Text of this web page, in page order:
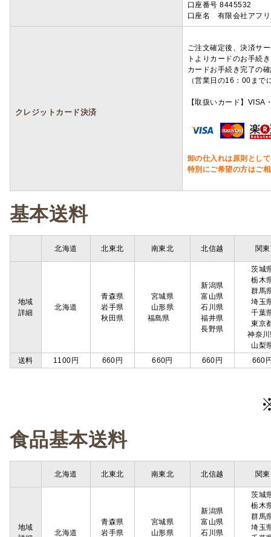
口座番号 8445532
口座名 有限会社アフ
クレジットカード決済
ご注文確定後、決済サ
トよりカードのお手続
カードお手続き完了の
（営業日の16：00ま
【取扱いカード】
卸の仕入れは原則とし
特別にご希望の方はご
基本送料
北海道 北東北 南東北 北信越 関東
地域
詳細
北海道
青森県
岩手県
秋田県
宮城県
山形県
福島県
新潟県
富山県
石川県
福井県
長野県
茨城
栃木
群馬
埼玉
千葉
東京
神奈
山梨
送料
1100円 660円 660円 660円 660
食品基本送料
北海道 北東北 南東北 北信越 関東
地域
北海道
青森県
岩手県
宮城県
山形県
新潟県
富山県
石川県
茨城
栃木
群馬
埼玉